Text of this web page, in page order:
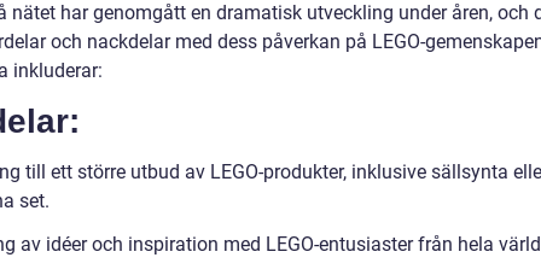
nätet har genomgått en dramatisk utveckling under åren, och
och nackdelar med dess påverkan på LEGO-
inkluderar:
till ett större utbud av LEGO-produkter, inklusive sällsynta
set.
av idéer och inspiration med LEGO-entusiaster från hela